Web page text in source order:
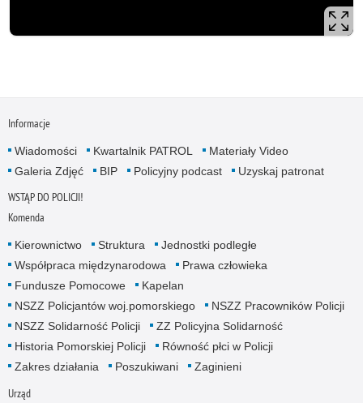
Informacje
Wiadomości Kwartalnik PATROL
Materiały Video
Galeria Zdjęć
BIP Policyjny podcast Uzyskaj patronat
WSTĄP DO POLICJI!
Komenda
Kierownictwo Struktura
Jednostki podległe
Współpraca międzynarodowa
Prawa człowieka
Fundusze Pomocowe
Kapelan
NSZZ Policjantów woj.pomorskiego
NSZZ Pracowników Policji
NSZZ Solidarność Policji
ZZ Policyjna Solidarność
Historia Pomorskiej Policji
Równość płci w Policji
Zakres działania
Poszukiwani Zaginieni
Urząd